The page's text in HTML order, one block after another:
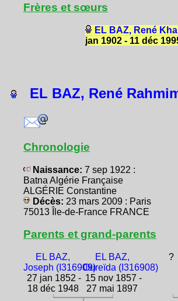
Frères et sœurs
EL BAZ, René
jan 1902 - 11 déc
EL BAZ, René
Chronologie
Naissance: 7 sep 1922 :
Batna Algérie Française
ALGÉRIE Constantine
Décès: 23 mars 2009 : Paris
75013 Île-de-France FRANCE
Parents et grand-parents
EL BAZ,
Joseph (I316909)
27 jan 1852 -
18 déc 1948
EL BAZ,
Oureïda (I316908)
15 nov 1857 -
27 mai 1897
?